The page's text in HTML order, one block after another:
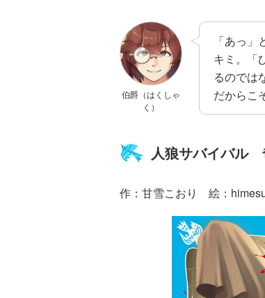
伯爵（はくしゃ
く）
「あっ
キミ。「
るのでは
だからこ
人狼サバイバル
作：甘雪こおり 絵：
ひ
（